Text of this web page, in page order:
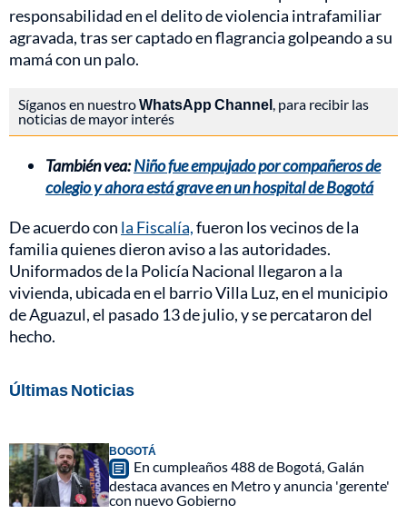
responsabilidad en el delito de violencia intrafamiliar
agravada, tras ser captado en flagrancia golpeando a su
mamá con un palo.
Síganos en nuestroWhatsApp Channel, para recibir las
noticias de mayor interés
También vea:Niño fue empujado por compañeros de
colegio y ahora está grave en un hospital de Bogotá
De acuerdo con la Fiscalía,fueron los vecinos de la
familia quienes dieron aviso a las autoridades.
Uniformados de la Policía Nacional llegaron a la
vivienda, ubicada en el barrio Villa Luz, en el municipio
de Aguazul, el pasado 13 de julio, y se percataron del
hecho.
Últimas Noticias
BOGOTÁ
En cumpleaños 488 de Bogotá, Galán
destaca avances en Metro y anuncia 'gerente'
con nuevo Gobierno